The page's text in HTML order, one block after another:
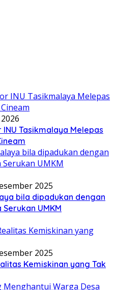
Tasikmalaya Melepas
2025
bila dipadukan dengan
UMKM
2025
Kemiskinan yang Tak